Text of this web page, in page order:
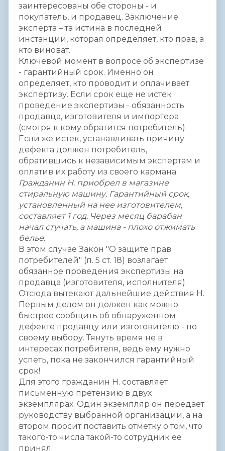
заинтересованы обе стороны - и
покупатель, и продавец. Заключение
эксперта – та истина в последней
инстанции, которая определяет, кто прав, а
кто виноват.
Ключевой момент в вопросе об экспертизе
- гарантийный срок. Именно он
определяет, кто проводит и оплачивает
экспертизу. Если срок еще не истек
проведение экспертизы - обязанность
продавца, изготовителя и импортера
(смотря к кому обратится потребитель).
Если же истек, устанавливать причину
дефекта должен потребитель,
обратившись к независимым экспертам и
оплатив их работу из своего кармана.
Гражданин Н. приобрел в магазине
стиральную машину. Гарантийный срок,
установленный на нее изготовителем,
составляет 1 год. Через месяц барабан
начал стучать, а машина - плохо отжимать
белье.
В этом случае Закон "О защите прав
потребителей" (п. 5 ст. 18) возлагает
обязанное проведения экспертизы на
продавца (изготовителя, исполнителя).
Отсюда вытекают дальнейшие действия Н.
Первым делом он должен как можно
быстрее сообщить об обнаруженном
дефекте продавцу или изготовителю - по
своему выбору. Тянуть время не в
интересах потребителя, ведь ему нужно
успеть, пока не закончился гарантийный
срок!
Для этого гражданин Н. составляет
письменную претензию в двух
экземплярах. Один экземпляр он передает
руководству выбранной организации, а на
втором просит поставить отметку о том, что
такого-то числа такой-то сотрудник ее
принял.